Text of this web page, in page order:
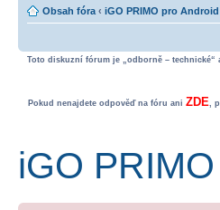
Obsah fóra ‹ iGO PRIMO pro Android
Toto diskuzní fórum je „odborně – technické“
Pokud nenajdete odpověď na fóru ani ZDE,
iGO